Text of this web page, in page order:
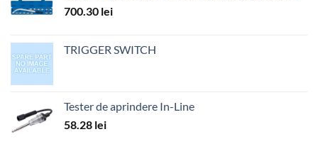
700.30 lei
TRIGGER SWITCH
Tester de aprindere In-Line
58.28 lei